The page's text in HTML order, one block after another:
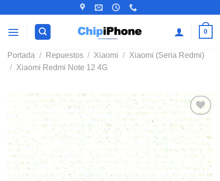
contenido
0
Portada / Repuestos / Xiaomi / Xiaomi (Seria Redmi)
/
Xiaomi Redmi Note 12 4G
Añadir
lista de
deseos